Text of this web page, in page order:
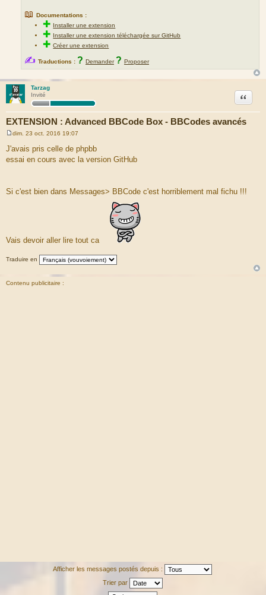
📖 Documentations :
✚ Installer une extension
✚ Installer une extension téléchargée sur GitHub
✚Créer une extension
✍ Traductions : ? Demander ? Proposer
Tarzag
Invité
EXTENSION : Advanced BBCode Box - BBCodes avancés
Citation
s
s
dim. 23 oct. 2016 19:07
J'avais pris celle de phpbb
essai en cours avec la version GitHub
Si c'est bien dans Messages> BBCode c'est horriblement mal fichu !!!
Vais devoir aller lire tout ca
Traduire en
Contenu publicitaire :
Afficher les messages postés depuis :
Trier par